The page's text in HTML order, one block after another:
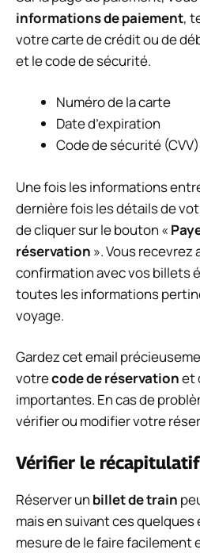
informations de paiement,
votre carte de crédit ou de
et le code de sécurité.
Numéro de la carte
Date d’expiration
Code de sécurité (CVV)
Une fois les informations
dernière fois les détails de
de cliquer sur le bouton «
réservation ». Vous recevrez
confirmation avec vos billets
toutes les informations
voyage.
Gardez cet email
votrecode de réservationet
importantes. En cas de
vérifier ou modifier votre
Vérifier le
Réserver un billet de train
mais en suivant ces
mesure de le faire facilement